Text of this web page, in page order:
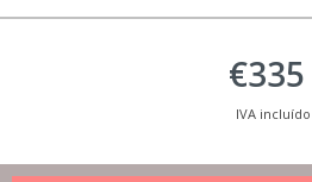
€335
IVA incluído